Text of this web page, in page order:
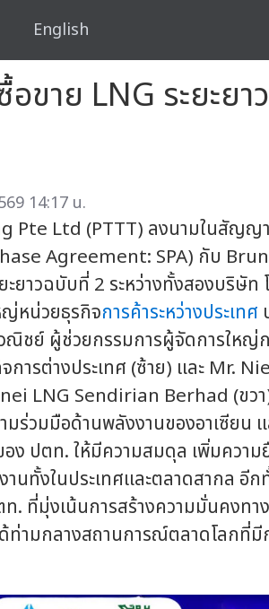
English
าย LNG ระยะย
14:17 น.
Ltd (PTTT) ลงนามในสัญญ
Agreement: SPA) กับ
ยาวฉบับที่ 2 ระหว่างทั้งสองบริษัท
ญ่หน่วยธุรกิจการค้าระหว่างประเทศ
ชย์ ผู้ช่วยกรรมการผู้จัดการใหญ่ก
ารต่างประเทศ (ซ้าย) และ Mr.
LNG Sendirian Berhad (ขวา
มร่วมมือด้านพลังงานของอาเซียน
ง ปตท. ให้มีความสมดุล เพิ่มควา
นทั้งในประเทศและตลาดสากล อีก
ที่มุ่งเน้นการสร้างความมั่นคงทาง
ท่ามกลางสถานการณ์ตลาดโลกที่มี